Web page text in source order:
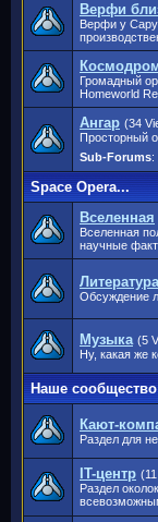
Верфи
Верфи у
Громадный
Homeworld
Ангар (34
Просторный
Sub-Forums:
Space Opera...
Вселенная
Вселенная
научные
Обсуждение
Музыка (5
Ну, какая же
Наше сообщество
Кают-
Раздел для
IT-центр
Раздел